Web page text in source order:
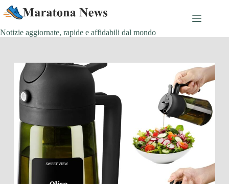
Salta
al
contenuto
Notizie aggiornate, rapide e affidabili dal mondo